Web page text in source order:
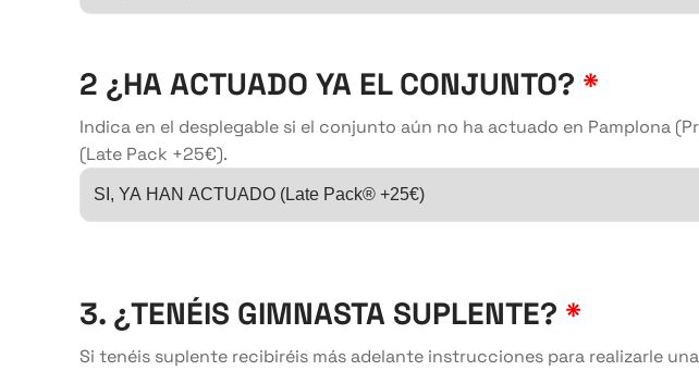
2 ¿HA ACTUADO YA EL CONJUNTO? *
Indica en el desplegable si el conjunto aún no ha actuado en Pamplona
(Late Pack +25€).
3. ¿TENÉIS GIMNASTA SUPLENTE? *
Si tenéis suplente recibiréis más adelante instrucciones para realizarle